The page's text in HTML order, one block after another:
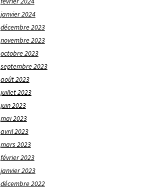
janvier 2024
décembre 2023
novembre 2023
octobre 2023
septembre 2023
août 2023
juillet 2023
juin 2023
mai 2023
avril 2023
mars 2023
février 2023
janvier 2023
décembre 2022